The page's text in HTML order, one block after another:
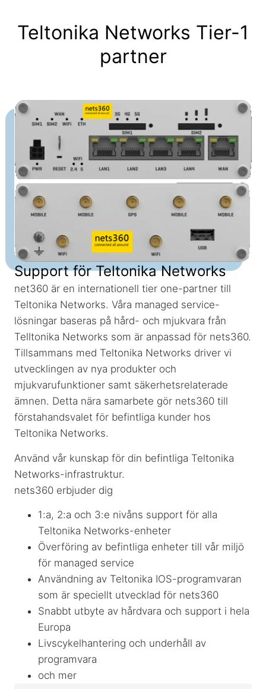
Teltonika Networks Tier-1
partner
Support för Teltonika Networks
net360 är en internationell tier one-partner till
Teltonika Networks. Våra managed service-
lösningar baseras på hård- och mjukvara från
Telltonika Networks som är anpassad för nets360.
Tillsammans med Teltonika Networks driver vi
utvecklingen av nya produkter och
mjukvarufunktioner samt säkerhetsrelaterade
ämnen. Detta nära samarbete gör nets360 till
förstahandsvalet för befintliga kunder hos
Teltonika Networks.
Använd vår kunskap för din befintliga Teltonika
Networks-infrastruktur.
nets360 erbjuder dig
1:a, 2:a och 3:e nivåns support för alla
Teltonika Networks-enheter
Överföring av befintliga enheter till vår miljö
för managed service
Användning av Teltonika IOS-programvaran
som är speciellt utvecklad för nets360
Snabbt utbyte av hårdvara och support i hela
Europa
Livscykelhantering och underhåll av
programvara
och mer